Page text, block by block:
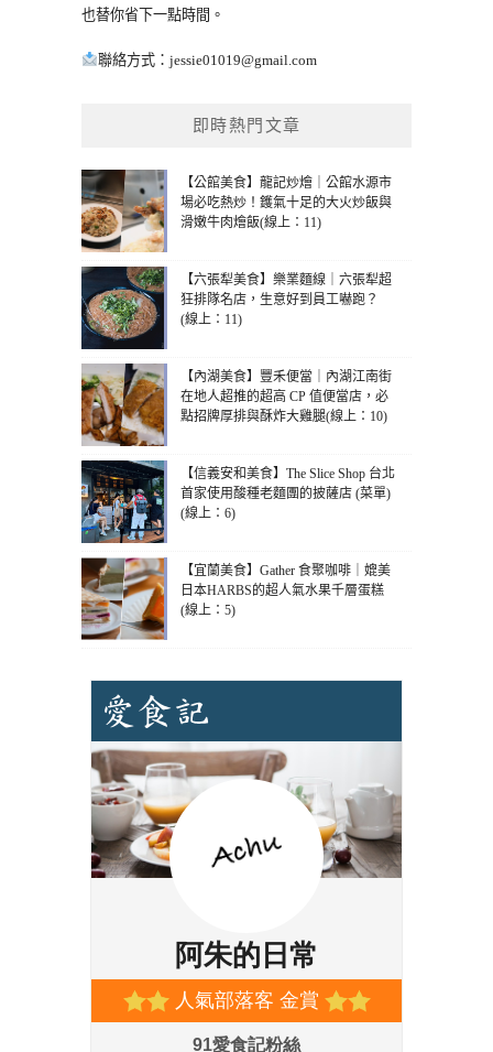
也替你省下一點時間。
聯絡方式： jessie01019@gmail.com
即時熱門文章
【公館美食】龍記炒燴｜公館水源市
場必吃熱炒！鑊氣十足的大火炒飯與
滑嫩牛肉燴飯(線上：11)
【六張犁美食】樂業麵線｜六張犁超
狂排隊名店，生意好到員工嚇跑？
(線上：11)
【內湖美食】豐禾便當｜內湖江南街
在地人超推的超高 CP 值便當店，必
點招牌厚排與酥炸大雞腿(線上：10)
【信義安和美食】The Slice Shop 台北
首家使用酸種老麵團的披薩店 (菜單)
(線上：6)
【宜蘭美食】Gather 食聚咖啡｜媲美
日本HARBS的超人氣水果千層蛋糕
(線上：5)